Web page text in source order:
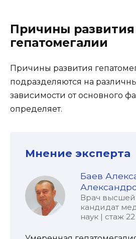
Причины развития
гепатомегалии
Причины развития
подразделяются на
зависимости от основного
определяет.
Мнение эксперта
Баев
Врач высшей
кандидат
наук | стаж